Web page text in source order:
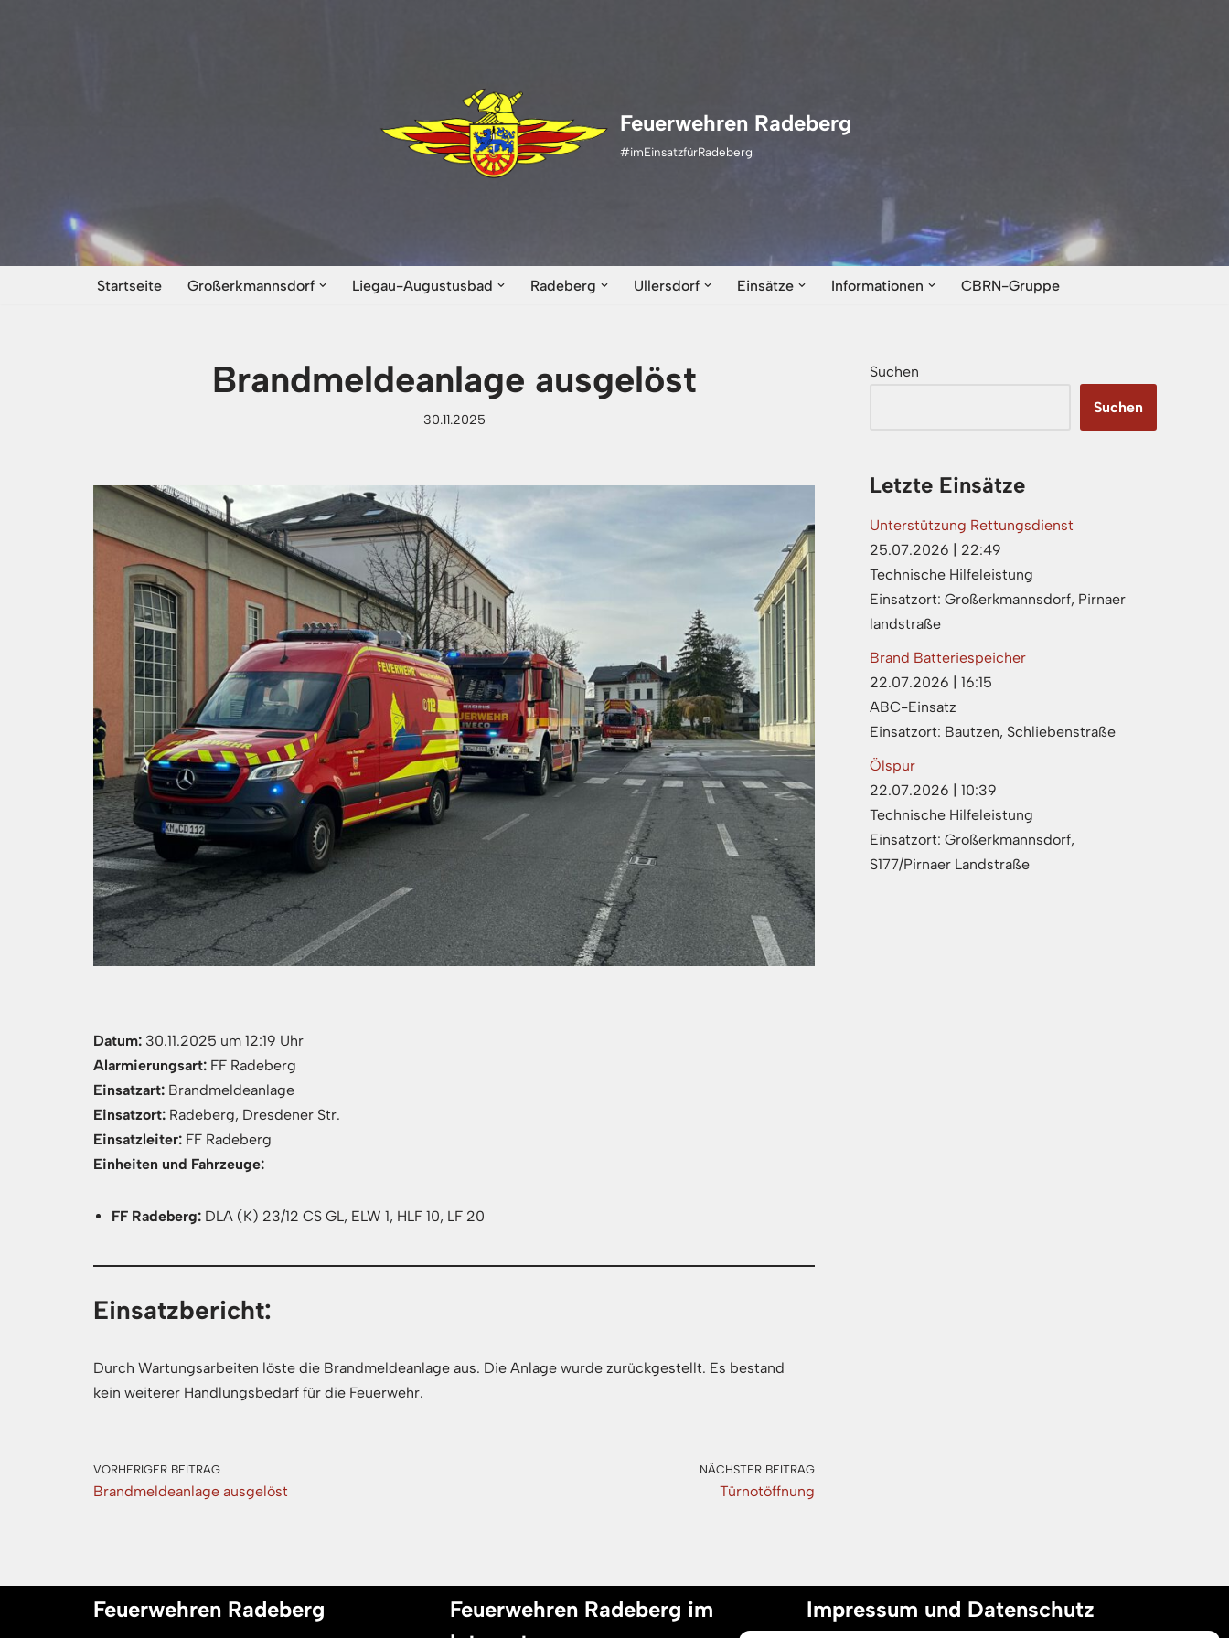
Feuerwehren Radeberg
#imEinsatzfürRadeberg
Startseite Großerkmannsdorf Liegau-Augustusbad Radeberg Ullersdorf Einsätze Informationen CBRN-Gruppe
Brandmeldeanlage ausgelöst
30.11.2025
Datum: 30.11.2025 um 12:19 Uhr
Alarmierungsart: FF Radeberg
Einsatzart: Brandmeldeanlage
Einsatzort: Radeberg, Dresdener Str.
Einsatzleiter: FF Radeberg
Einheiten und Fahrzeuge:
FF Radeberg: DLA (K) 23/12 CS GL, ELW 1, HLF 10, LF 20
Einsatzbericht:
Durch Wartungsarbeiten löste die Brandmeldeanlage aus. Die Anlage wurde zurückgestellt. Es bestand
kein weiterer Handlungsbedarf für die Feuerwehr.
VORHERIGER BEITRAG
Brandmeldeanlage ausgelöst
NÄCHSTER BEITRAG
Türnotöffnung
Suchen
Suchen
Letzte Einsätze
Unterstützung Rettungsdienst
25.07.2026 | 22:49
Technische Hilfeleistung
Einsatzort: Großerkmannsdorf, Pirnaer
landstraße
Brand Batteriespeicher
22.07.2026 | 16:15
ABC-Einsatz
Einsatzort: Bautzen, Schliebenstraße
Ölspur
22.07.2026 | 10:39
Technische Hilfeleistung
Einsatzort: Großerkmannsdorf,
S177/Pirnaer Landstraße
Feuerwehren Radeberg
Feuerwehren Radeberg im
Impressum und Datenschutz